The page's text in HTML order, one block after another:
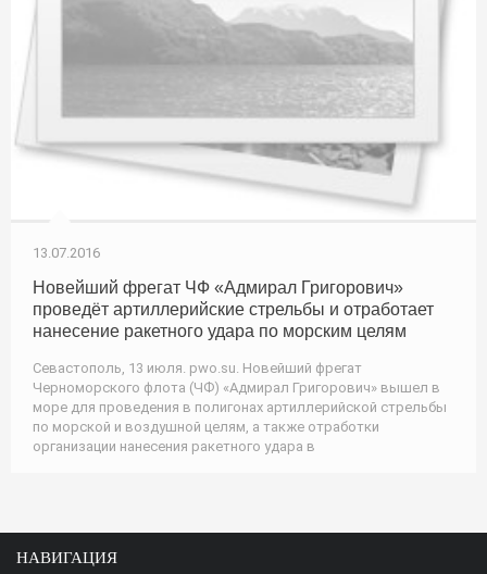
13.07.2016
Новейший фрегат ЧФ «Адмирал Григорович»
проведёт артиллерийские стрельбы и отработает
нанесение ракетного удара по морским целям
Севастополь, 13 июля. pwo.su. Новейший фрегат
Черноморского флота (ЧФ) «Адмирал Григорович» вышел в
море для проведения в полигонах артиллерийской стрельбы
по морской и воздушной целям, а также отработки
организации нанесения ракетного удара в
НАВИГАЦИЯ